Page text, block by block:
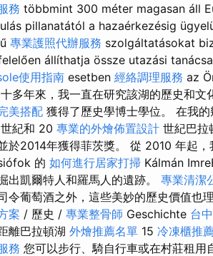
務 többmint 300 méter magasan áll
pillanatától a hazaérkezésig
專業護照代辦服務 szolgáltatásokat
állíthatja össze utazási
使用指南 esetben 經絡調理服務 az
多年來，我一直在研究該湖的歷史和文
美搭配 獲得了歷史學博士學位。 在我
世紀和 20 專業的外燴佈置設計 世紀巴拉
於2014年獲得菲茨獎。 從 2010 年起，
的 如何進行居家打掃 Kálmán
出凱爾特人和羅馬人的遺跡。 專業清潔
令葡萄酒之外，這些美妙的歷史價值也
案 / 歷史 / 專業整骨師 Geschichte 台
離巴拉頓湖 外燴推薦名單 15 冷凍櫃推
務 您可以步行、騎自行車或在村莊租